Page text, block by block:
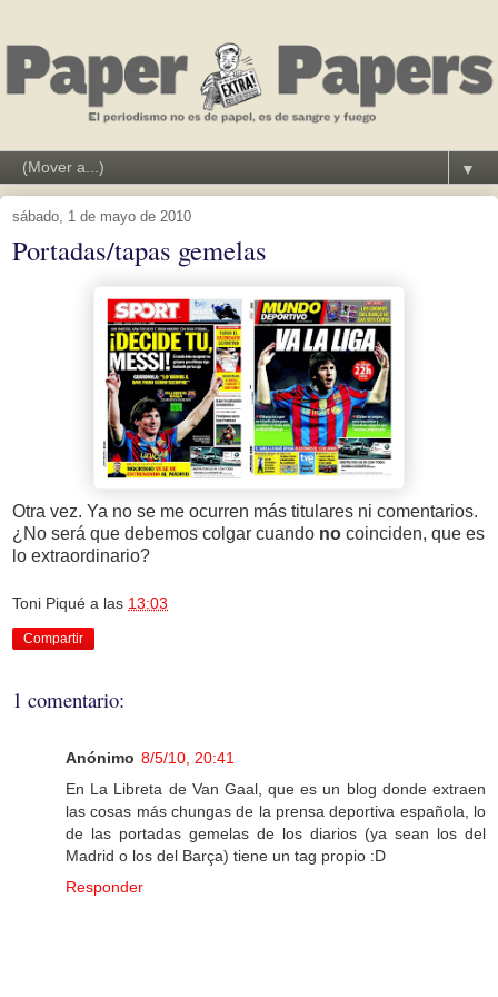
▼
sábado, 1 de mayo de 2010
Portadas/tapas gemelas
Otra vez. Ya no se me ocurren más titulares ni comentarios.
¿No será que debemos colgar cuando no coinciden, que es
lo extraordinario?
Toni Piqué a las 13:03
Compartir
1 comentario:
Anónimo 8/5/10, 20:41
En La Libreta de Van Gaal, que es un blog donde extraen
las cosas más chungas de la prensa deportiva española, lo
de las portadas gemelas de los diarios (ya sean los del
Madrid o los del Barça) tiene un tag propio :D
Responder